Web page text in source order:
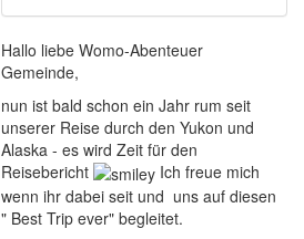
Hallo liebe Womo-Abenteuer
Gemeinde,
nun ist bald schon ein Jahr rum seit
unserer Reise durch den Yukon und
Alaska - es wird Zeit für den
Reisebericht
Ich freue mich
wenn ihr dabei seit und uns auf diesen
" Best Trip ever" begleitet.